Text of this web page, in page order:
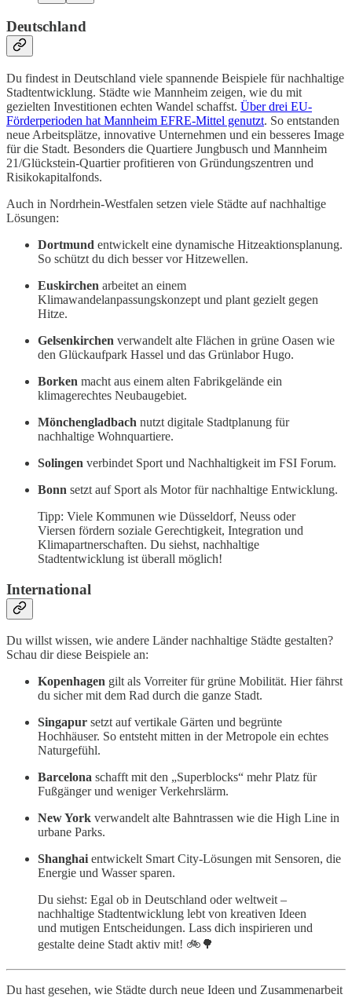
Deutschland
Du findest in Deutschland viele spannende Beispiele für nachhaltige
Stadtentwicklung. Städte wie Mannheim zeigen, wie du mit
gezielten Investitionen echten Wandel schaffst. Über drei EU-
Förderperioden hat Mannheim EFRE-Mittel genutzt. So entstanden
neue Arbeitsplätze, innovative Unternehmen und ein besseres Image
für die Stadt. Besonders die Quartiere Jungbusch und Mannheim
21/Glückstein-Quartier profitieren von Gründungszentren und
Risikokapitalfonds.
Auch in Nordrhein-Westfalen setzen viele Städte auf nachhaltige
Lösungen:
Dortmund entwickelt eine dynamische Hitzeaktionsplanung.
So schützt du dich besser vor Hitzewellen.
Euskirchen arbeitet an einem
Klimawandelanpassungskonzept und plant gezielt gegen
Hitze.
Gelsenkirchen verwandelt alte Flächen in grüne Oasen wie
den Glückaufpark Hassel und das Grünlabor Hugo.
Borken macht aus einem alten Fabrikgelände ein
klimagerechtes Neubaugebiet.
Mönchengladbach nutzt digitale Stadtplanung für
nachhaltige Wohnquartiere.
Solingen verbindet Sport und Nachhaltigkeit im FSI Forum.
Bonn setzt auf Sport als Motor für nachhaltige Entwicklung.
Tipp: Viele Kommunen wie Düsseldorf, Neuss oder
Viersen fördern soziale Gerechtigkeit, Integration und
Klimapartnerschaften. Du siehst, nachhaltige
Stadtentwicklung ist überall möglich!
International
Du willst wissen, wie andere Länder nachhaltige Städte gestalten?
Schau dir diese Beispiele an:
Kopenhagen gilt als Vorreiter für grüne Mobilität. Hier fährst
du sicher mit dem Rad durch die ganze Stadt.
Singapur setzt auf vertikale Gärten und begrünte
Hochhäuser. So entsteht mitten in der Metropole ein echtes
Naturgefühl.
Barcelona schafft mit den „Superblocks“ mehr Platz für
Fußgänger und weniger Verkehrslärm.
New York verwandelt alte Bahntrassen wie die High Line in
urbane Parks.
Shanghaientwickelt Smart City-Lösungen mit Sensoren, die
Energie und Wasser sparen.
Du siehst: Egal ob in Deutschland oder weltweit –
nachhaltige Stadtentwicklung lebt von kreativen Ideen
und mutigen Entscheidungen. Lass dich inspirieren und
gestalte deine Stadt aktiv mit! 🚲🌳
Du hast gesehen, wie Städte durch neue Ideen und Zusammenarbeit